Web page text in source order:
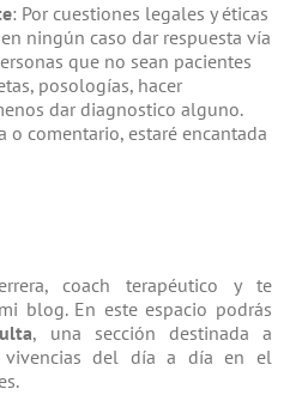
: Por cuestiones legales y éticas
ningún caso dar respuesta vía
que no sean pacientes
posologías, hacer
dar diagnostico alguno.
o comentario, estaré encantada
coach tera­péutico y te
blog. En este espacio podrás
, una sección destinada a
vivencias del día a día en el